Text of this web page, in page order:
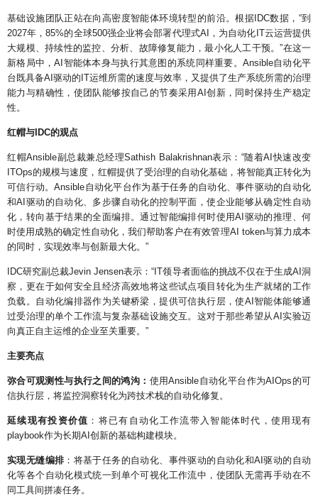
基础设施团队正站在向高密度智能体环境转型的前沿。根据 IDC数据， “到
2027年，85%的全球500强企业将会部署代理式AI ，为自动化 IT云运营提供
大规模、持续性的监控、分析、故障修复能力，最小化人工干预。”在这一
新格局中，AI 智能体本身与执行其意图的系统同样重要。 Ansible自动化平
台既具备AI 驱动的 IT运维所需的速度与效率，又提供了生产系统所需的治理
能力与精确性，使团队能够按自己的节奏采用 AI 创新，同时保持生产稳定
性。
红帽与 IDC的观点
红帽Ansible副总裁兼总经理Sathish Balakrishnan表示： “随着AI 快速改变
ITOps的规模与速度，红帽提供了受治理的自动化基础，将智能真正转化为
可信行动。Ansible自动化平台作为基于任务的自动化、事件驱动的自动化
和AI 驱动的自动化、多步骤自动化的控制平面，使企业能够从确定性自动
化，转向基于结果的全面编排。通过智能编排何时使用AI 驱动的推理、何
时使用成熟的确定性自动化，我们帮助客户在有效管理AI token与算力成本
的同时，实现效率与创新最大化。 ”
IDC研究副总裁Jevin Jensen表示：“IT领导者面临的挑战不仅在于生成AI 洞
察，更在于如何安全且经济高效地将这些试点项目转化为生产就绪的工作
负载。自动化编排器作为关键桥梁，提供可信执行层，使AI 智能体能够通
过受治理的单个工作流与复杂基础设施交互。这对于那些希望从AI 实验迈
向真正自主运维的企业至关重要。 ”
主要亮点
弥合可观测性与执行之间的鸿沟： 使用Ansible自动化平台作为AIOps 的可
信执行层，将监控洞察转化为跨技术栈的自动化修复。
延续现有投资价值 ：将已有自动化工作流带入智能体时代，使用现有
playbook作为长期AI 创新的基础构建模块。
实现无缝编排 ：将基于任务的自动化、事件驱动的自动化和AI驱动的自动
化等各个自动化模式统一到单个可视化工作流中，使团队无需再手动在不
同工具间拼凑任务。